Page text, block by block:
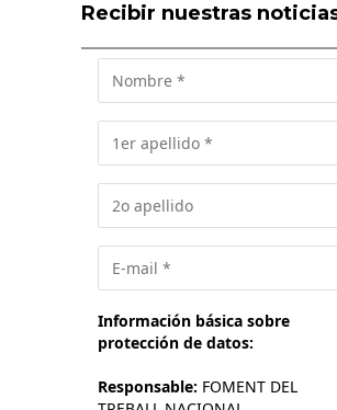
Recibir nuestras
Información básica sobre
protección de datos:
Responsable: FOMENT DEL